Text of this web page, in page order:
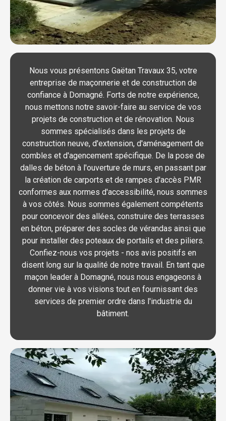
Nous vous présentons Gaëtan Travaux 35, votre
entreprise de maçonnerie et de construction de
confiance à Domagné. Forts de notre expérience,
nous mettons notre savoir-faire au service de vos
projets de construction et de rénovation. Nous
sommes spécialisés dans les projets de
construction neuve, d'extension, d'aménagement de
combles et d'agencement spécifique. De la pose de
dalles de béton à l'ouverture de murs, en passant par
la création de carports et de rampes d'accès PMR
conformes aux normes d'accessibilité, nous sommes
à vos côtés. Nous sommes également compétents
pour concevoir des allées, construire des terrasses
en béton, préparer des socles de vérandas ainsi que
pour installer des poteaux de portails et des piliers.
Confiez-nous vos projets - nos avis positifs en
disent long sur la qualité de notre travail. En tant que
maçon leader à Domagné, nous nous engageons à
donner vie à vos visions tout en fournissant des
services de premier ordre dans l'industrie du
bâtiment.